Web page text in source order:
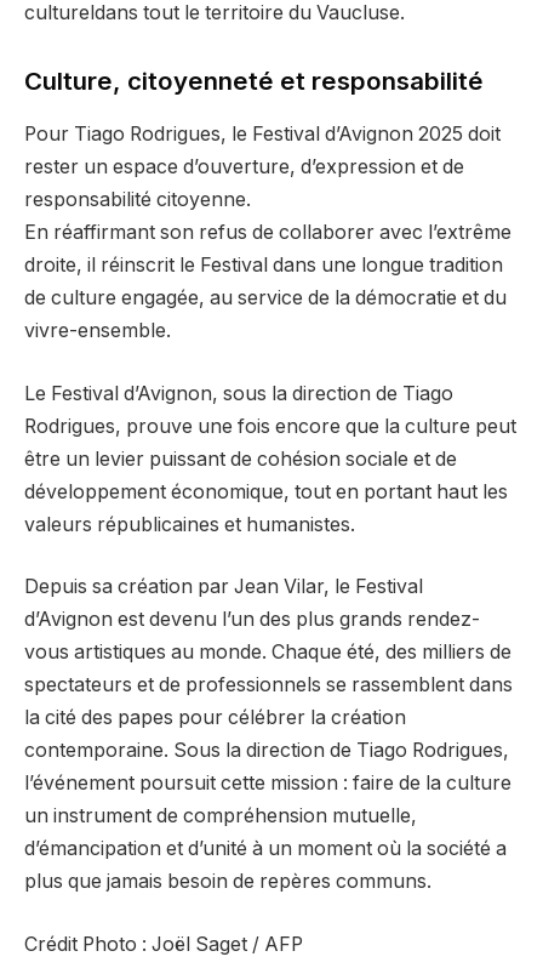
cultureldans tout le territoire du Vaucluse.
Culture, citoyenneté et responsabilité
Pour Tiago Rodrigues, le Festival d’Avignon 2025 doit
rester un espace d’ouverture, d’expression et de
responsabilité citoyenne.
En réaffirmant son refus de collaborer avec l’extrême
droite, il réinscrit le Festival dans une longue tradition
de culture engagée, au service de la démocratie et du
vivre-ensemble.
Le Festival d’Avignon, sous la direction de Tiago
Rodrigues, prouve une fois encore que la culture peut
être un levier puissant de cohésion sociale et de
développement économique, tout en portant haut les
valeurs républicaines et humanistes.
Depuis sa création par Jean Vilar, le Festival
d’Avignon est devenu l’un des plus grands rendez-
vous artistiques au monde. Chaque été, des milliers de
spectateurs et de professionnels se rassemblent dans
la cité des papes pour célébrer la création
contemporaine. Sous la direction de Tiago Rodrigues,
l’événement poursuit cette mission : faire de la culture
un instrument de compréhension mutuelle,
d’émancipation et d’unité à un moment où la société a
plus que jamais besoin de repères communs.
Crédit Photo : Joël Saget / AFP